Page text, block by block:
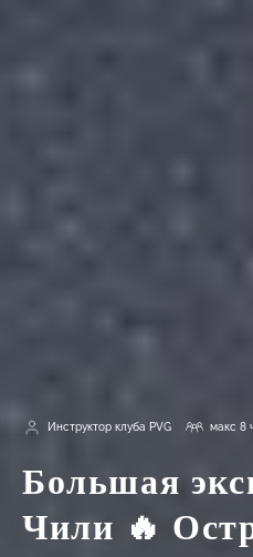
Инструктор клуба PVG макс 8
Большая
Чили 🔥